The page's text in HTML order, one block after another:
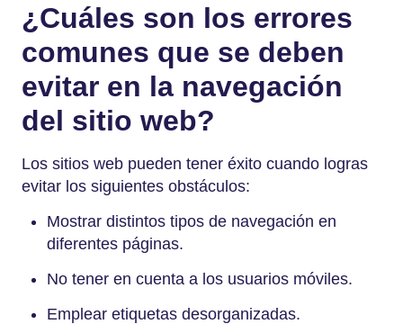
¿Cuáles son los errores
comunes que se deben
evitar en la navegación
del sitio web?
Los sitios web pueden tener éxito cuando logras
evitar los siguientes obstáculos:
Mostrar distintos tipos de navegación en
diferentes páginas.
No tener en cuenta a los usuarios móviles.
Emplear etiquetas desorganizadas.